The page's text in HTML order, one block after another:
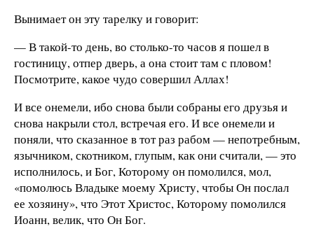
Вынимает он эту тарелку и говорит:
— В такой-то день, во столько-то часов я пошел в
гостиницу, отпер дверь, а она стоит там с пловом!
Посмотрите, какое чудо совершил Аллах!
И все онемели, ибо снова были собраны его друзья и
снова накрыли стол, встречая его. И все онемели и
поняли, что сказанное в тот раз рабом — непотребным,
язычником, скотником, глупым, как они считали, — это
исполнилось, и Бог, Которому он помолился, мол,
«помолюсь Владыке моему Христу, чтобы Он послал
ее хозяину», что Этот Христос, Которому помолился
Иоанн, велик, что Он Бог.